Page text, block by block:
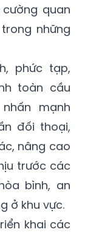
quan
những
phức tạp,
toàn cầu
mạnh
đối thoại,
nâng cao
trước các
bình, an
ở khu vực.
khai các